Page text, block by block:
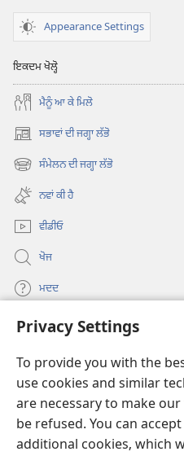
Privacy Settings
To provide you with the
use cookies and similar
are necessary to make
be refused. You can
additional cookies, which
Appearance Settings
ਇਕਦਮ ਖੋਲ੍ਹੋ
ਮੈਨੂੰ ਆ ਕੇ ਮਿਲੋ
ਸਭਾਵਾਂ ਦੀ ਜਗ੍ਹਾ ਲੱਭੋ
(opens
new ਸੰਮੇਲਨ ਦੀ ਜਗ੍ਹਾ ਲੱਭੋ
(opens
new
window)
ਨਵਾਂ ਕੀ ਹੈ
ਵੀਡੀਓ
ਖੋਜ
ਮਦਦ
ਦਾਨ
new
window)Watchtower ONLINE
(opens
new
window)JW Hub
(opens
new
®